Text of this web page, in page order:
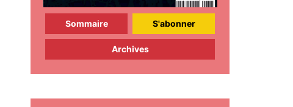
Sommaire S'abonner
Archives